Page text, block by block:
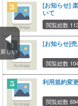
新しい
[お知らせ]
いて
閲覧総数
[お知らせ]
閲覧総数
利用規約変
閲覧総数